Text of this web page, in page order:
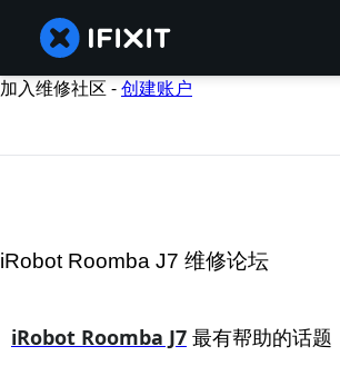
加入维修社区 -创建账户
iRobot Roomba J7 维修论坛
iRobot Roomba J7 最有帮助的话题